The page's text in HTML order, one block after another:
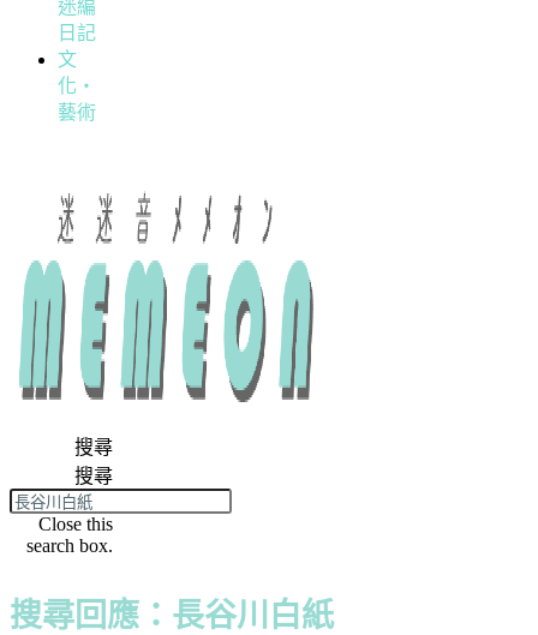
迷編
日記
文
化・
藝術
搜尋
搜尋
Close this
search box.
搜尋回應：長谷川白紙